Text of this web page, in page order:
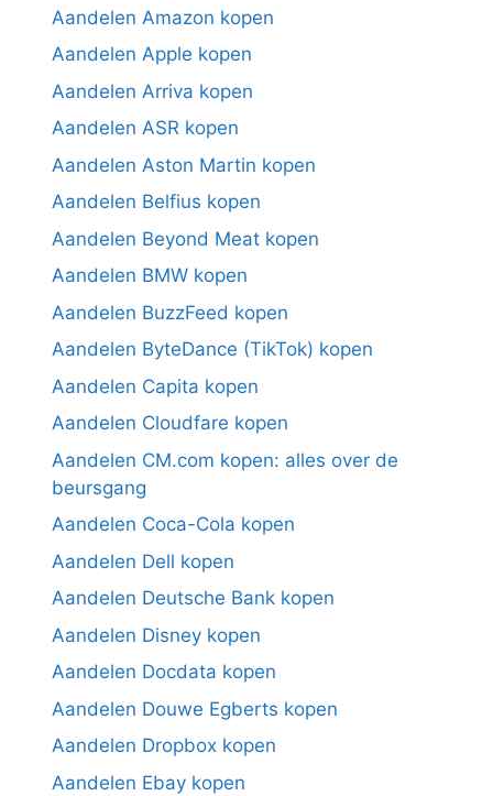
Aandelen Amazon kopen
Aandelen Apple kopen
Aandelen Arriva kopen
Aandelen ASR kopen
Aandelen Aston Martin kopen
Aandelen Belfius kopen
Aandelen Beyond Meat kopen
Aandelen BMW kopen
Aandelen BuzzFeed kopen
Aandelen ByteDance (TikTok) kopen
Aandelen Capita kopen
Aandelen Cloudfare kopen
Aandelen CM.com kopen: alles over de
beursgang
Aandelen Coca-Cola kopen
Aandelen Dell kopen
Aandelen Deutsche Bank kopen
Aandelen Disney kopen
Aandelen Docdata kopen
Aandelen Douwe Egberts kopen
Aandelen Dropbox kopen
Aandelen Ebay kopen